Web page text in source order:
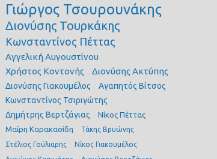
Γιώργος Τσουρουνάκης
Διονύσης Τουρκάκης
Κωνσταντίνος Πέττας
Αγγελική Αυγουστίνου
Χρήστος Κοντονής
Διονύσης Ακτύπης
Διονύσης Γιακουμέλος
Αγαπητός Βίτσος
Κωνσταντίνος Τσιριγώτης
Δημήτρης Βερτζάγιας
Νίκος Πέττας
Μαίρη Καρακασίδη
Τάκης Βρυώνης
Στέλιος Γούλιαρης
Νίκος Γιακουμέλος